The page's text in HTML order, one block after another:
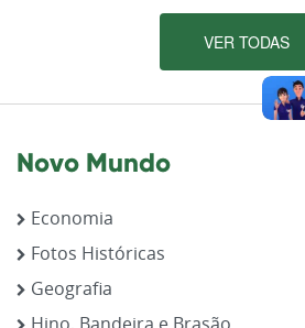
VER TODAS
Novo Mundo
Economia
Fotos Históricas
Geografia